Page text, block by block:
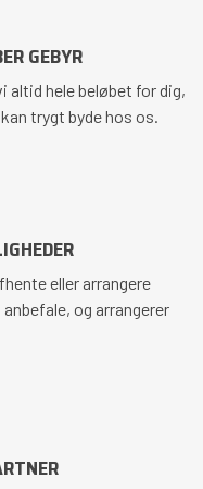
GEBYR
altid hele beløbet for dig,
trygt byde hos os.
eller arrangere
og arrangerer